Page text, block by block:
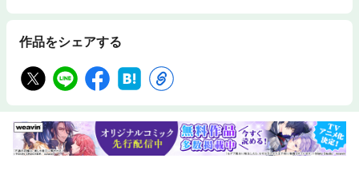
作品をシェアする